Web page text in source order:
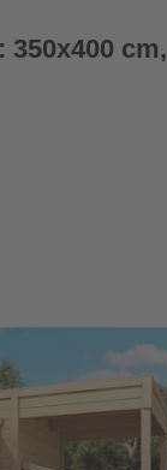
350x400 cm,